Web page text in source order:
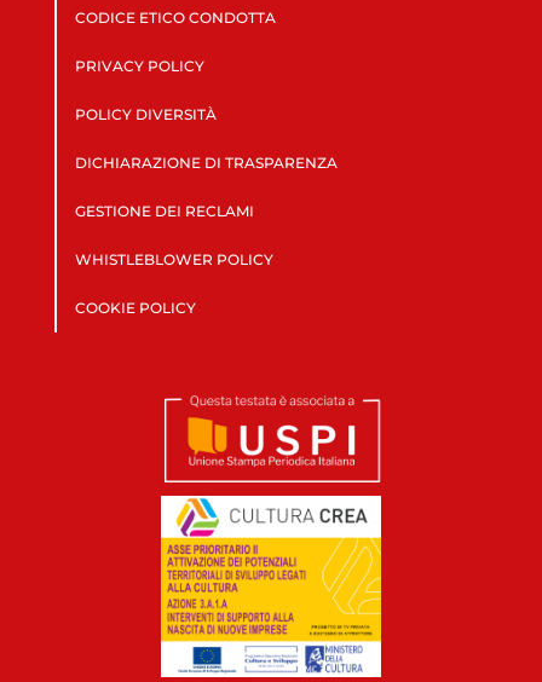
CODICE ETICO CONDOTTA
PRIVACY POLICY
POLICY DIVERSITÀ
DICHIARAZIONE DI TRASPARENZA
GESTIONE DEI RECLAMI
WHISTLEBLOWER POLICY
COOKIE POLICY